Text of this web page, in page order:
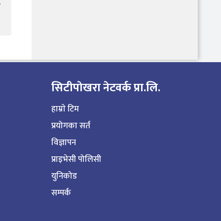
सिटीपाेखरा नेटवर्क प्रा.लि.
हाम्राे टिम
प्रयोगका सर्त
विज्ञापन
प्राइभेसी पोलिसी
युनिकोड
सम्पर्क